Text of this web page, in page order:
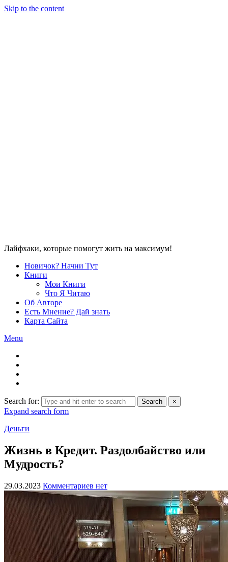
Skip to the content
Лайфхаки, которые помогут жить на максимум!
Новичок? Начни Тут
Книги
Мои Книги
Что Я Читаю
Об Авторе
Есть Мнение? Дай знать
Карта Сайта
Menu
Search for: Search ×
Expand search form
Деньги
Жизнь в Кредит. Раздолбайство или
Мудрость?
29.03.2023 Комментариев нет